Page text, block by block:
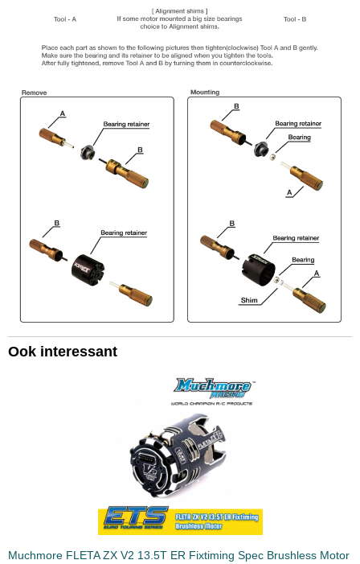
Ook interessant
Muchmore FLETA ZX V2 13.5T ER Fixtiming Spec Brushless Motor